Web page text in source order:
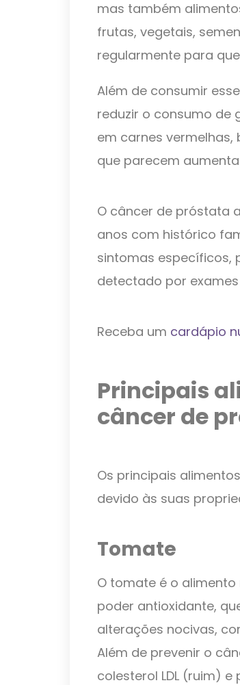
mas também
frutas, vegetais,
regularmente para
Além de consumir
reduzir o consumo de
em carnes
que parecem
O câncer de próstata
anos com histórico
sintomas específicos,
detectado por
Receba um cardápio
Principais
câncer de
Os principais
devido às suas
Tomate
O tomate é o
poder antioxidante,
alterações nocivas,
Além de prevenir o
colesterol LDL (ruim)